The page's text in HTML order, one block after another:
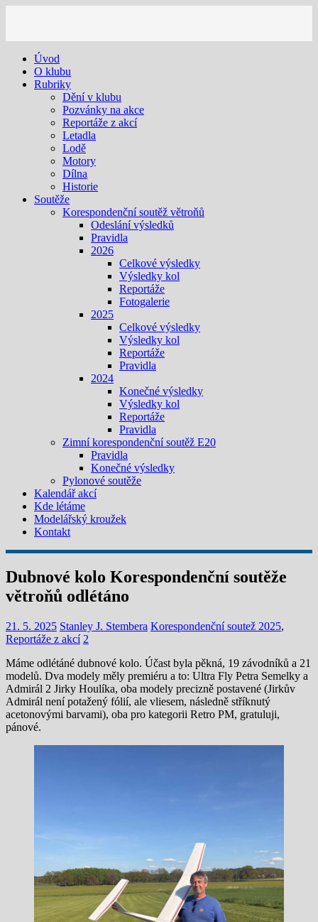
Úvod
O klubu
Rubriky
Dění v klubu
Pozvánky na akce
Reportáže z akcí
Letadla
Lodě
Motory
Dílna
Historie
Soutěže
Korespondenční soutěž větroňů
Odeslání výsledků
Pravidla
2026
Celkové výsledky
Výsledky kol
Reportáže
Fotogalerie
2025
Celkové výsledky
Výsledky kol
Reportáže
Pravidla
2024
Konečné výsledky
Výsledky kol
Reportáže
Pravidla
Zimní korespondenční soutěž E20
Pravidla
Konečné výsledky
Pylonové soutěže
Kalendář akcí
Kde létáme
Modelářský kroužek
Kontakt
Dubnové kolo Korespondenční soutěže
větroňů odlétáno
21. 5. 2025 Stanley J. Stembera Korespondenční soutež 2025,
Reportáže z akcí 2
Máme odlétáné dubnové kolo. Účast byla pěkná, 19 závodníků a 21
modelů. Dva modely měly premiéru a to: Ultra Fly Petra Semelky a
Admirál 2 Jirky Houlíka, oba modely precizně postavené (Jirkův
Admirál není potažený fólií, ale vliesem, následně stříknutý
acetonovými barvami), oba pro kategorii Retro PM, gratuluji,
pánové.